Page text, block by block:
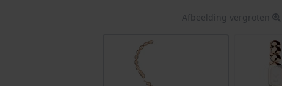
Afbeelding vergroten